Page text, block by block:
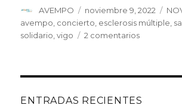
Autor
AVEMPO
Publicado
el
noviembre 9, 2022
avempo concierto esclerosis múltiple
solidario ,vigo 2 comentariosen
Esclerosis
ENTRADAS RECIENTES